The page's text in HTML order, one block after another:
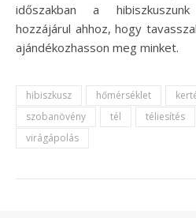
időszakban a
hozzájárul ahhoz, hogy
ajándékozhasson meg minket.
hibiszkusz hőmérséklet
szobanövény
tél téliesítés
virágápolás